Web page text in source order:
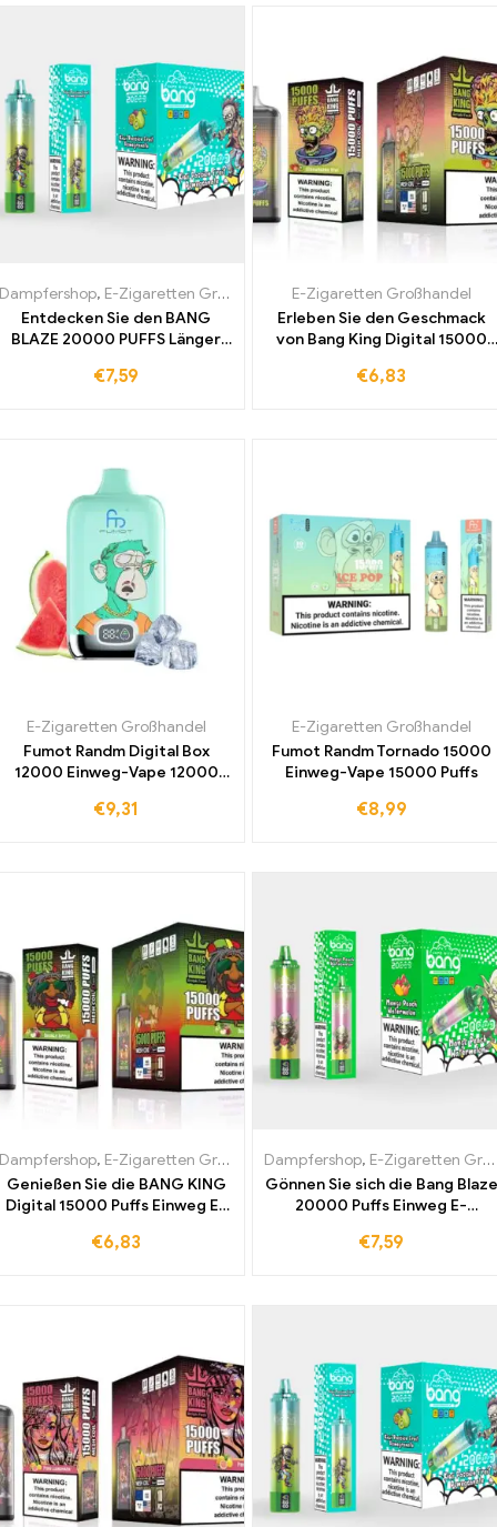
Dampfershop, E-Zigaretten Großhandel
Entdecken Sie den BANG
BLAZE 20000 PUFFS Länger
€7,59
E-Zigaretten Großhandel
Erleben Sie den Geschmack
von Bang King Digital 15000
€6,83
E-Zigaretten Großhandel
Fumot Randm Digital Box
12000 Einweg-Vape 12000
€9,31
E-Zigaretten Großhandel
Fumot Randm Tornado 15000
Einweg-Vape 15000 Puffs
€8,99
Dampfershop, E-Zigaretten Großhandel
Genießen Sie die BANG KING
Digital 15000 Puffs Einweg E-
erfrischendes Dampferlebnis
€6,83
Dampfershop, E-Zigaretten Großhandel
Gönnen Sie sich die Bang Blaze
20000 Puffs Einweg E-
Watermelon – die weltweit
€7,59